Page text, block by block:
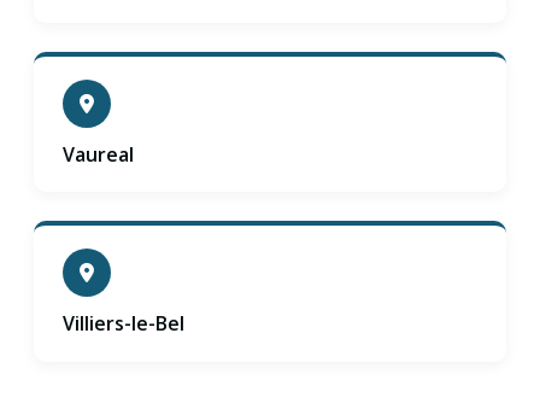
Vaureal
Villiers-le-Bel